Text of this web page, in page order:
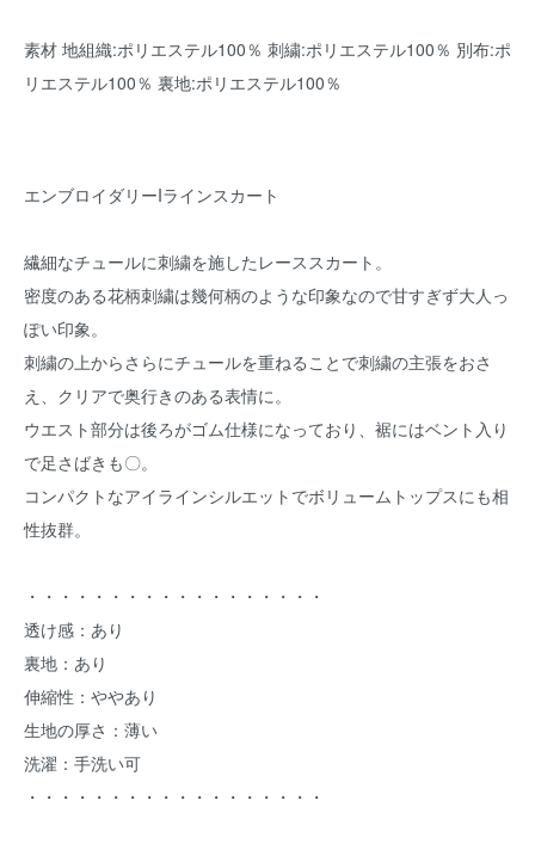
素材 地組織:ポリエステル100％ 刺繍:ポリエステル100％ 別布:ポ
リエステル100％ 裏地:ポリエステル100％
エンブロイダリーIラインスカート
繊細なチュールに刺繍を施したレーススカート。
密度のある花柄刺繍は幾何柄のような印象なので甘すぎず大人っ
ぽい印象。
刺繍の上からさらにチュールを重ねることで刺繍の主張をおさ
え、クリアで奥行きのある表情に。
ウエスト部分は後ろがゴム仕様になっており、裾にはベント入り
で足さばきも〇。
コンパクトなアイラインシルエットでボリュームトップスにも相
性抜群。
・・・・・・・・・・・・・・・・・・
透け感：あり
裏地：あり
伸縮性：ややあり
生地の厚さ：薄い
洗濯：手洗い可
・・・・・・・・・・・・・・・・・・